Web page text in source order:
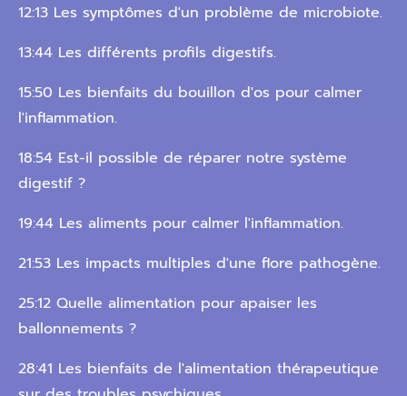
12:13 Les symptômes d'un problème de microbiote.
13:44 Les différents profils digestifs.
15:50 Les bienfaits du bouillon d'os pour calmer
l'inflammation.
18:54 Est-il possible de réparer notre système
digestif ?
19:44 Les aliments pour calmer l'inflammation.
21:53 Les impacts multiples d'une flore pathogène.
25:12 Quelle alimentation pour apaiser les
ballonnements ?
28:41 Les bienfaits de l'alimentation thérapeutique